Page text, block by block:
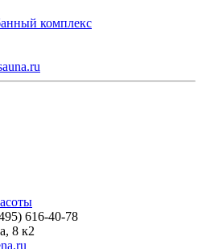
комплекс
616-40-78
8 к2